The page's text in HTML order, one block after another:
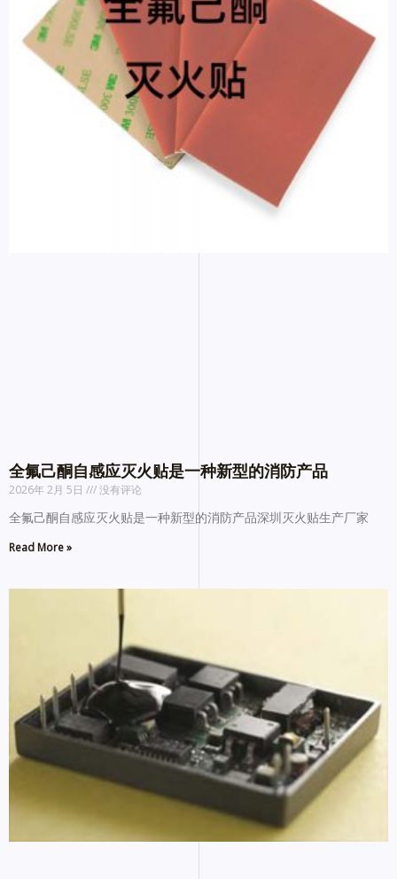
全氟己酮自感应灭火贴是一种新型的消防产品
2026年 2月 5日 没有评论
全氟己酮自感应灭火贴是一种新型的消防产品深圳灭火贴生产厂家
Read More »